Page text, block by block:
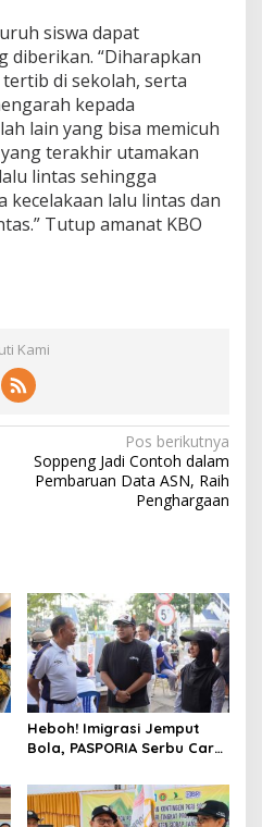
siswa dapat
diberikan. “Diharapkan
di sekolah, serta
kepada
lain yang bisa memicuh
terakhir utamakan
lintas sehingga
kecelakaan lalu lintas dan
Tutup amanat KBO
Kami
Pos berikutnya
Soppeng Jadi Contoh dalam
Pembaruan Data ASN, Raih
Penghargaan
Heboh! Imigrasi Jemput
Bola, PASPORIA Serbu Car
Warga Antre Nikmati
Layanan Paspor Akhir